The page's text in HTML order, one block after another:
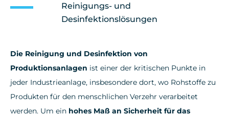
Reinigungs- und
Desinfektionslösungen
Die Reinigung und Desinfektion von
Produktionsanlagen ist einer der kritischen Punkte in
jeder Industrieanlage, insbesondere dort, wo Rohstoffe zu
Produkten für den menschlichen Verzehr verarbeitet
werden. Um ein hohes Maß an Sicherheit für das